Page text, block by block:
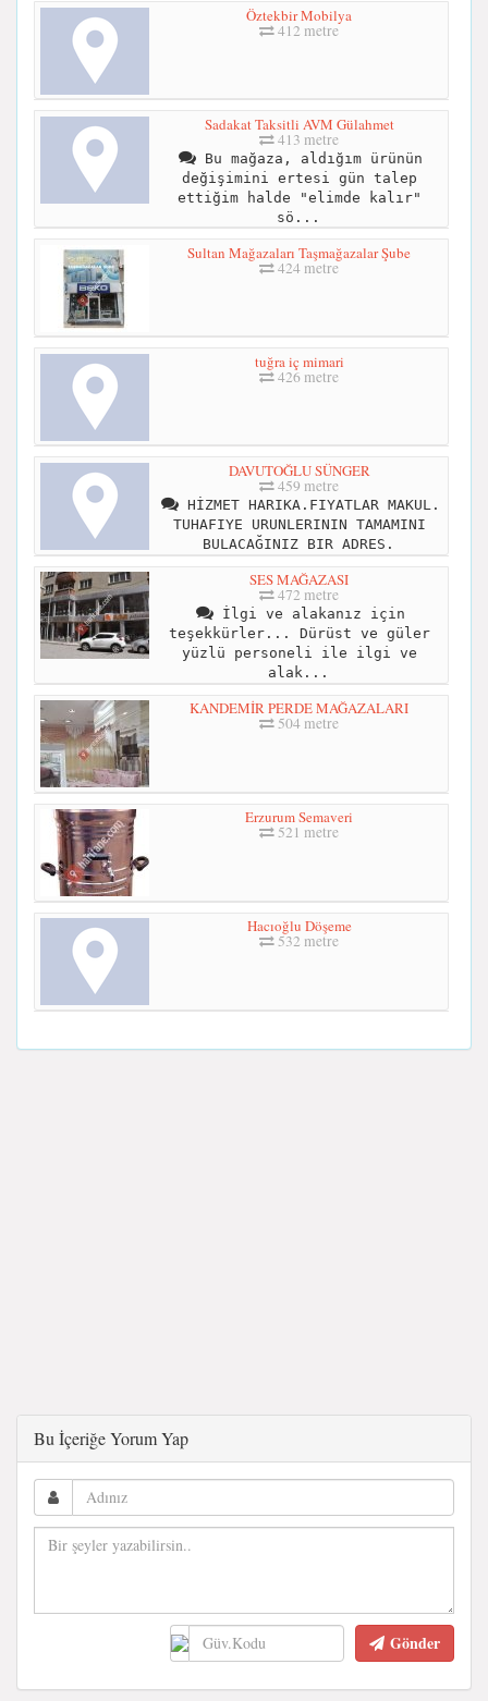
Öztekbir Mobilya
412 metre
Sadakat Taksitli AVM Gülahmet
413 metre
Bu mağaza, aldığım ürünün
değişimini ertesi gün talep
ettiğim halde "elimde kalır"
sö...
Sultan Mağazaları Taşmağazalar Şube
424 metre
tuğra iç mimari
426 metre
DAVUTOĞLU SÜNGER
459 metre
HİZMET HARIKA.FIYATLAR MAKUL.
TUHAFIYE URUNLERININ TAMAMINI
BULACAĞINIZ BIR ADRES.
SES MAĞAZASI
472 metre
İlgi ve alakanız için
teşekkürler... Dürüst ve güler
yüzlü personeli ile ilgi ve
alak...
KANDEMİR PERDE MAĞAZALARI
504 metre
Erzurum Semaveri
521 metre
Hacıoğlu Döşeme
532 metre
Bu İçeriğe Yorum Yap
Gönder